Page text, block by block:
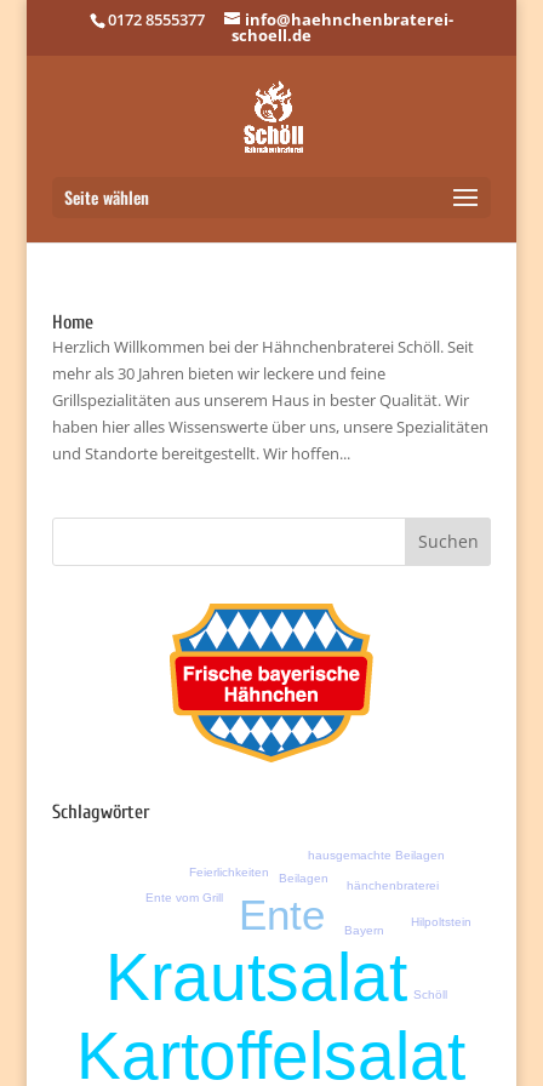
0172 8555377 info@haehnchenbraterei-
schoell.de
Seite wählen
Home
Herzlich Willkommen bei der Hähnchenbraterei Schöll. Seit
mehr als 30 Jahren bieten wir leckere und feine
Grillspezialitäten aus unserem Haus in bester Qualität. Wir
haben hier alles Wissenswerte über uns, unsere Spezialitäten
und Standorte bereitgestellt. Wir hoffen...
Schlagwörter
Kartoffelsalat
Krautsalat
Ente Bayern
Beilagen
Ente vom Grill
Feierlichkeiten
hänchenbraterei
hausgemachte Beilagen
Hilpoltstein
Schöll